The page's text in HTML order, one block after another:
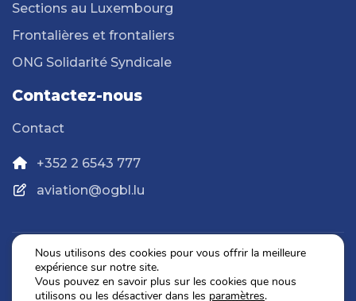
Sections au Luxembourg
Frontalières et frontaliers
ONG Solidarité Syndicale
Contactez-nous
Contact
+352 2 6543 777
aviation@ogbl.lu
Politique de confidentialité
Mentions légales
Nous utilisons des cookies pour vous offrir la meilleure
expérience sur notre site.
Vous pouvez en savoir plus sur les cookies que nous
utilisons ou les désactiver dans les paramètres.